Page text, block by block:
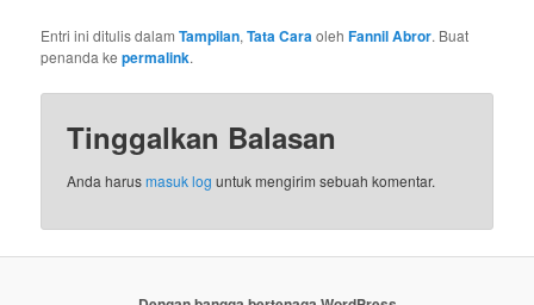
Entri ini ditulis dalamTampilan,Tata CaraolehFannil Abror. Buat
penanda kepermalink.
Tinggalkan Balasan
Anda harusmasuk log untuk mengirim sebuah komentar.